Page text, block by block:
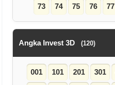
73 74 75 76 77
Angka Invest 3D (120)
001 101 201 301